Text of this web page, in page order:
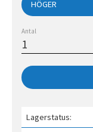
Antal
Lagerstatus